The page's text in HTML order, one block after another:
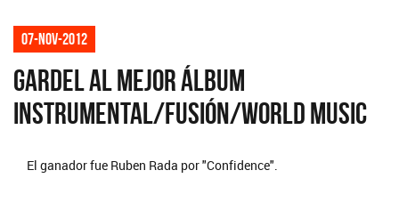
07-nov-2012
GARDEL AL MEJOR ÁLBUM
INSTRUMENTAL/FUSIÓN/WORLD MUSIC
El ganador fue Ruben Rada por "Confidence".